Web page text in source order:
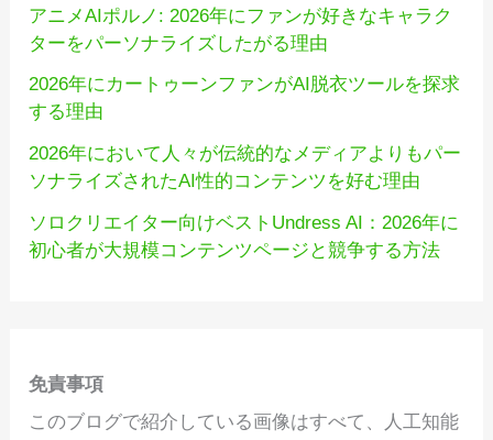
アニメAIポルノ: 2026年にファンが好きなキャラク
ターをパーソナライズしたがる理由
2026年にカートゥーンファンがAI脱衣ツールを探求
する理由
2026年において人々が伝統的なメディアよりもパー
ソナライズされたAI性的コンテンツを好む理由
ソロクリエイター向けベストUndress AI：2026年に
初心者が大規模コンテンツページと競争する方法
免責事項
このブログで紹介している画像はすべて、人工知能